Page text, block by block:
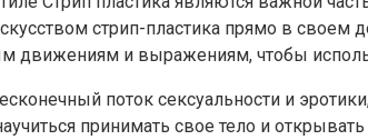
стрип-пластика прямо в своем
движениям и выражениям, чтобы
поток сексуальности и
принимать свое тело и